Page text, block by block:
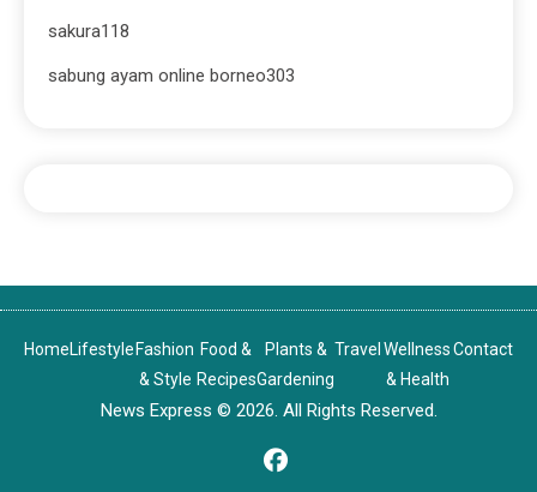
sakura118
sabung ayam online borneo303
HomeLifestyle Fashion
& Style
Food &
Recipes
Plants &
Gardening
Travel Wellness
& Health
Contact
News Express © 2026. All Rights Reserved.